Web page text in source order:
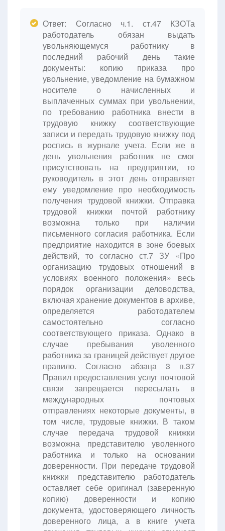
Ответ: Согласно ч.1. ст.47 КЗОТа
работодатель обязан выдать
увольняющемуся работнику в
последний рабочий день такие
документы: копию приказа про
увольнение, уведомление на бумажном
носителе о начисленных и
выплаченных суммах при увольнении,
по требованию работника внести в
трудовую книжку соответствующие
записи и передать трудовую книжку под
роспись в журнале учета. Если же в
день увольнения работник не смог
присутствовать на предприятии, то
руководитель в этот день отправляет
ему уведомление про необходимость
получения трудовой книжки. Отправка
трудовой книжки почтой работнику
возможна только при наличии
письменного согласия работника. Если
предприятие находится в зоне боевых
действий, то согласно ст.7 ЗУ «Про
организацию трудовых отношений в
условиях военного положения» весь
порядок организации деловодства,
включая хранение документов в архиве,
определяется работодателем
самостоятельно согласно
соответствующего приказа. Однако в
случае пребывания уволенного
работника за границей действует другое
правило. Согласно абзаца 3 п.37
Правил предоставления услуг почтовой
связи запрещается пересылать в
международных почтовых
отправлениях некоторые документы, в
том числе, трудовые книжки. В таком
случае передача трудовой книжки
возможна представителю уволенного
работника и только на основании
доверенности. При передаче трудовой
книжки представителю работодатель
оставляет себе оригинал (заверенную
копию) доверенности и копию
документа, удостоверяющего личность
доверенного лица, а в книге учета